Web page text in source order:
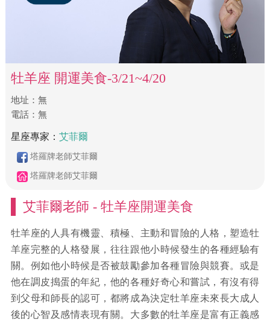
牡羊座 開運美食-3/21~4/20
地址：無
​電話：無
星座專家： 艾菲爾
塔羅牌老師艾菲爾
塔羅牌老師艾菲爾
艾菲爾老師 - 牡羊座開運美食
牡羊座的人具有機靈、積極、主動和冒險的人格，塑造牡
羊座完整的人格發展，往往跟他小時候發生的各種經驗有
關。例如他小時候是否被鼓勵參加各種冒險與競賽。或是
他在調皮搗蛋的年紀，他的各種好奇心和嘗試，有沒有得
到父母和師長的認可，都將成為決定牡羊座未來長大成人
後的心智及感情表現有關。大多數的牡羊座是富有正義感